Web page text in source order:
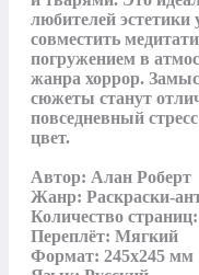
любителей
совместить
погружением в
жанра хоррор.
сюжеты станут
повседневный
цвет.
Автор: Алан Роберт
Жанр: Раскраски-
Количество
Переплёт: Мягкий
Формат: 245x245 мм